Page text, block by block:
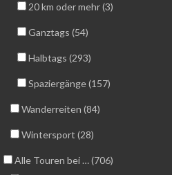
20 km oder mehr (3)
Ganztags (54)
Halbtags (293)
Spaziergänge (157)
Wanderreiten (84)
Wintersport (28)
Alle Touren bei … (706)